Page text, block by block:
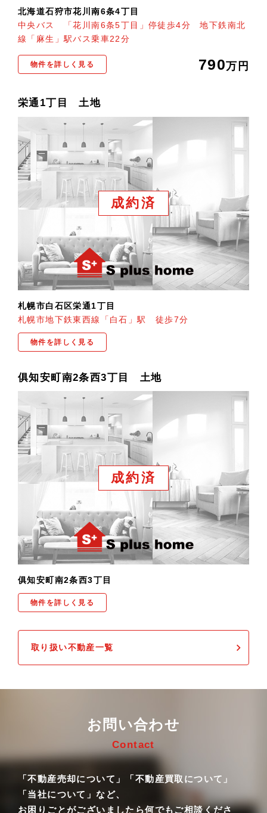
北海道石狩市花川南6条4丁目
中央バス 「花川南6条5丁目」停徒歩4分 地下鉄南北
線「麻生」駅バス乗車22分
物件を詳しく見る 790万円
栄通1丁目 土地
成約済
札幌市白石区栄通1丁目
札幌市地下鉄東西線「白石」駅 徒歩7分
物件を詳しく見る
俱知安町南2条西3丁目 土地
成約済
俱知安町南2条西3丁目
物件を詳しく見る
取り扱い不動産一覧
お問い合わせ
Contact
「不動産売却について」「不動産買取について」
「当社について」など、
お困りごとがございましたら何でもご相談くださ